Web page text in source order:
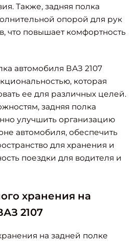
Также, задняя полка
опорой для рук
что повышает комфортность
автомобиля ВАЗ 2107
которая
ее для различных целей.
задняя полка
улучшить организацию
автомобиля, обеспечить
для хранения и
поездки для водителя и
хранения на
2107
на задней полке